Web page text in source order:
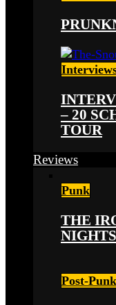
– 20
TOUR
Reviews
Punk
THE
Post-Punk